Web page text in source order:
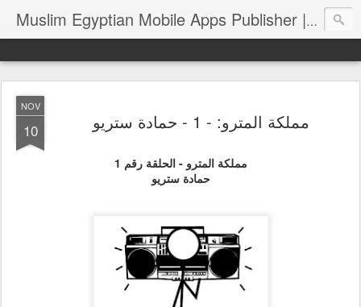
Muslim Egyptian Mobile Apps Publisher | Bassem Elhawary
NOV
10 مملكة المترو: - 1 - حمادة ستريو
مملكة المترو - الحلقة رقم 1
حمادة ستريو